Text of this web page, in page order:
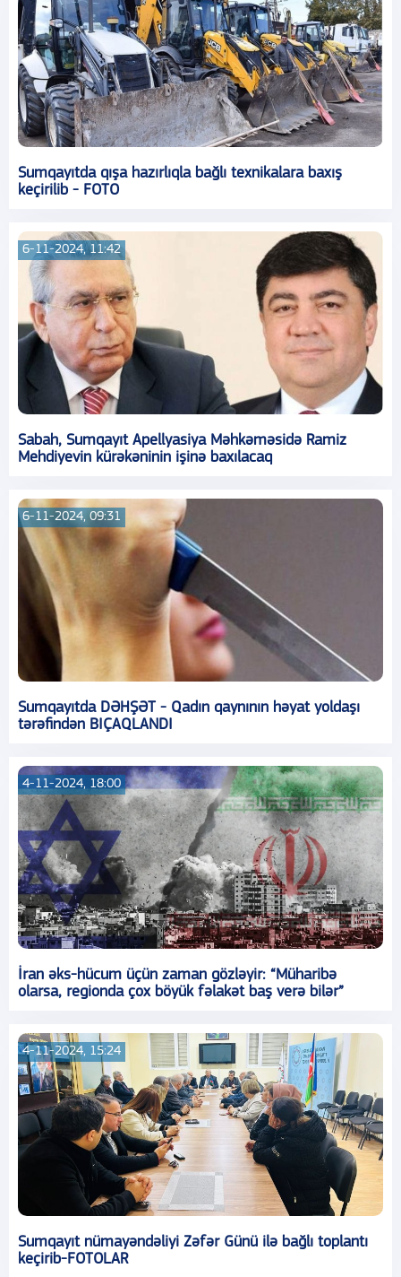
Sumqayıtda qışa hazırlıqla bağlı texnikalara baxış
keçirilib - FOTO
6-11-2024, 11:42
Sabah, Sumqayıt Apellyasiya Məhkəməsidə Ramiz
Mehdiyevin kürəkəninin işinə baxılacaq
6-11-2024, 09:31
Sumqayıtda DƏHŞƏT - Qadın qaynının həyat yoldaşı
tərəfindən BIÇAQLANDI
4-11-2024, 18:00
İran əks-hücum üçün zaman gözləyir: “Müharibə
olarsa, regionda çox böyük fəlakət baş verə bilər”
4-11-2024, 15:24
Sumqayıt nümayəndəliyi Zəfər Günü ilə bağlı toplantı
keçirib-FOTOLAR